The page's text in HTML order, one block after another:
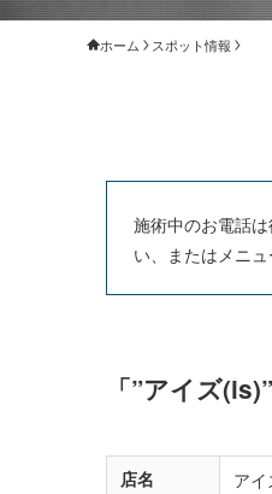
ホーム スポット情報
施術中のお電話
い、またはメニ
「”アイズ
店名 ア